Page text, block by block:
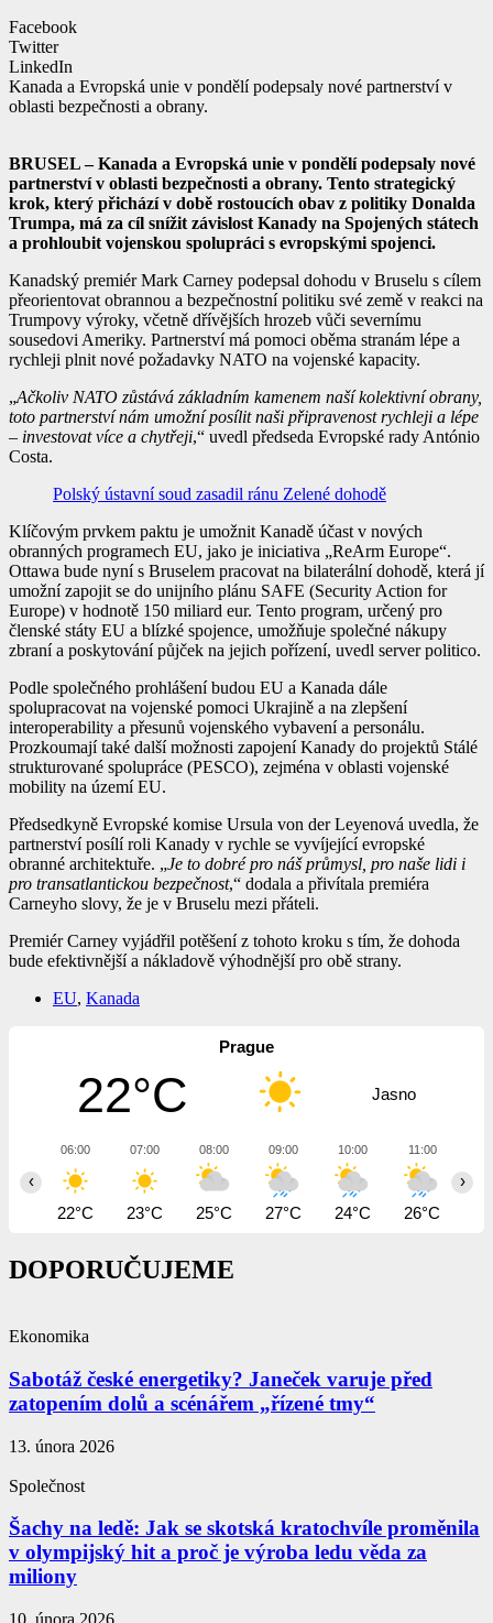
Facebook
Twitter
LinkedIn
Kanada a Evropská unie v pondělí podepsaly nové partnerství v
oblasti bezpečnosti a obrany.
BRUSEL – Kanada a Evropská unie v pondělí podepsaly nové
partnerství v oblasti bezpečnosti a obrany. Tento strategický
krok, který přichází v době rostoucích obav z politiky Donalda
Trumpa, má za cíl snížit závislost Kanady na Spojených státech
a prohloubit vojenskou spolupráci s evropskými spojenci.
Kanadský premiér Mark Carney podepsal dohodu v Bruselu s cílem
přeorientovat obrannou a bezpečnostní politiku své země v reakci na
Trumpovy výroky, včetně dřívějších hrozeb vůči severnímu
sousedovi Ameriky. Partnerství má pomoci oběma stranám lépe a
rychleji plnit nové požadavky NATO na vojenské kapacity.
„Ačkoliv NATO zůstává základním kamenem naší kolektivní obrany,
toto partnerství nám umožní posílit naši připravenost rychleji a lépe
– investovat více a chytřeji,“ uvedl předseda Evropské rady António
Costa.
Polský ústavní soud zasadil ránu Zelené dohodě
Klíčovým prvkem paktu je umožnit Kanadě účast v nových
obranných programech EU, jako je iniciativa „ReArm Europe“.
Ottawa bude nyní s Bruselem pracovat na bilaterální dohodě, která jí
umožní zapojit se do unijního plánu SAFE (Security Action for
Europe) v hodnotě 150 miliard eur. Tento program, určený pro
členské státy EU a blízké spojence, umožňuje společné nákupy
zbraní a poskytování půjček na jejich pořízení, uvedl server politico.
Podle společného prohlášení budou EU a Kanada dále
spolupracovat na vojenské pomoci Ukrajině a na zlepšení
interoperability a přesunů vojenského vybavení a personálu.
Prozkoumají také další možnosti zapojení Kanady do projektů Stálé
strukturované spolupráce (PESCO), zejména v oblasti vojenské
mobility na území EU.
Předsedkyně Evropské komise Ursula von der Leyenová uvedla, že
partnerství posílí roli Kanady v rychle se vyvíjející evropské
obranné architektuře. „Je to dobré pro náš průmysl, pro naše lidi i
pro transatlantickou bezpečnost,“ dodala a přivítala premiéra
Carneyho slovy, že je v Bruselu mezi přáteli.
Premiér Carney vyjádřil potěšení z tohoto kroku s tím, že dohoda
bude efektivnější a nákladově výhodnější pro obě strany.
EU, Kanada
Prague
22°C Jasno
06:00
22°C
07:00
23°C
08:00
25°C
09:00
27°C
10:00
24°C
11:00
26°C
‹ ›
DOPORUČUJEME
Ekonomika
Sabotáž české energetiky? Janeček varuje před
zatopením dolů a scénářem „řízené tmy“
13. února 2026
Společnost
Šachy na ledě: Jak se skotská kratochvíle proměnila
v olympijský hit a proč je výroba ledu věda za
miliony
10. února 2026